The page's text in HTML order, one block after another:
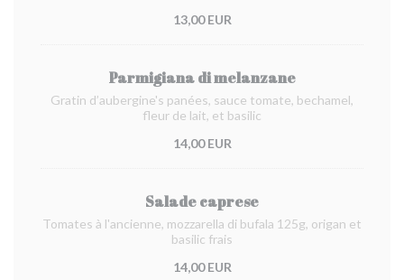
13,00 EUR
Parmigiana di melanzane
Gratin d’aubergine's panées, sauce tomate, bechamel,
fleur de lait, et basilic
14,00 EUR
Salade caprese
Tomates à l'ancienne, mozzarella di bufala 125g, origan et
basilic frais
14,00 EUR